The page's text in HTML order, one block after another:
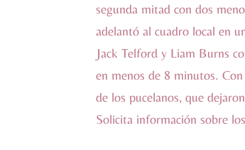
segunda mitad con dos
adelantó al cuadro local en
Jack Telford y Liam Burns
en menos de 8 minutos.
de los pucelanos, que
Solicita información sobre